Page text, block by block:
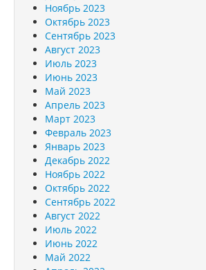
Ноябрь 2023
Октябрь 2023
Сентябрь 2023
Август 2023
Июль 2023
Июнь 2023
Май 2023
Апрель 2023
Март 2023
Февраль 2023
Январь 2023
Декабрь 2022
Ноябрь 2022
Октябрь 2022
Сентябрь 2022
Август 2022
Июль 2022
Июнь 2022
Май 2022